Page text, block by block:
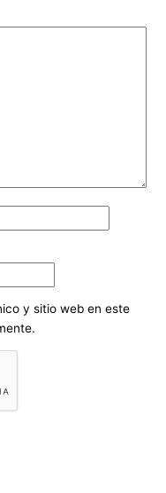
y sitio web en este